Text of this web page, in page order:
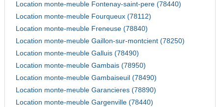
Location monte-meuble Fontenay-saint-pere (78440)
Location monte-meuble Fourqueux (78112)
Location monte-meuble Freneuse (78840)
Location monte-meuble Gaillon-sur-montcient (78250)
Location monte-meuble Galluis (78490)
Location monte-meuble Gambais (78950)
Location monte-meuble Gambaiseuil (78490)
Location monte-meuble Garancieres (78890)
Location monte-meuble Gargenville (78440)